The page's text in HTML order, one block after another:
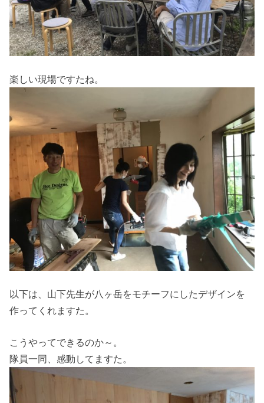
楽しい現場ですたね。
以下は、山下先生が八ヶ岳をモチーフにしたデザインを
作ってくれますた。
こうやってできるのか～。
隊員一同、感動してますた。